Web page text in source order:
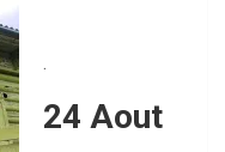
.
24 Aout